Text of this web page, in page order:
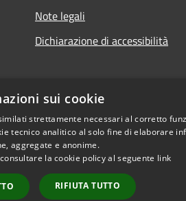
Note legali
Dichiarazione di accessibilità
Copyright © 2026 •
sui cookie
strettamente necessari al corretto
tecnico analitico al solo fine di elaborare
aggregate e anonime.
la cookie policy al seguente link
RIFIUTA TUTTO